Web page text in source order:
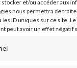
et/ou accéder aux
nous permettra de
les ID uniques sur ce site.
peut avoir un effet